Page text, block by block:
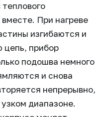
При нагреве
изгибаются и
цепь, прибор
подошва немного
и снова
непрерывно,
диапазоне.